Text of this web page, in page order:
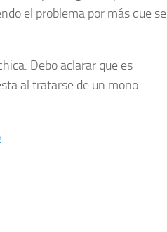
el problema por más que se
Debo aclarar que es
al tratarse de un mono